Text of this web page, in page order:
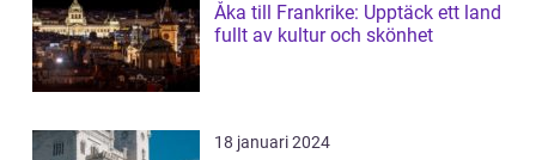
Åka till Frankrike: Upptäck ett land
fullt av kultur och skönhet
18 januari 2024